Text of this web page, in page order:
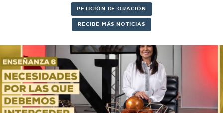
PETICIÓN DE ORACIÓN
RECIBE MÁS NOTICIAS